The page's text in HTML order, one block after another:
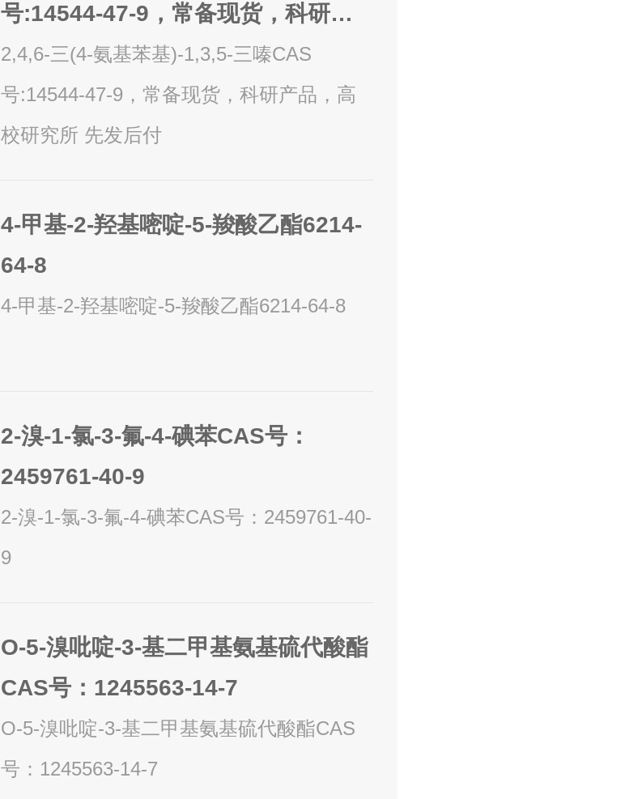
号:14544-47-9，常备现货，科研产
品，高校研究所 先发后付
2,4,6-三(4-氨基苯基)-1,3,5-三嗪CAS
号:14544-47-9，常备现货，科研产品，高
校研究所 先发后付
4-甲基-2-羟基嘧啶-5-羧酸乙酯6214-
64-8
4-甲基-2-羟基嘧啶-5-羧酸乙酯6214-64-8
2-溴-1-氯-3-氟-4-碘苯CAS号：
2459761-40-9
2-溴-1-氯-3-氟-4-碘苯CAS号：2459761-40-
9
O-5-溴吡啶-3-基二甲基氨基硫代酸酯
CAS号：1245563-14-7
O-5-溴吡啶-3-基二甲基氨基硫代酸酯CAS
号：1245563-14-7